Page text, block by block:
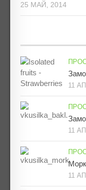
25 МАЙ, 2014
11
11
11